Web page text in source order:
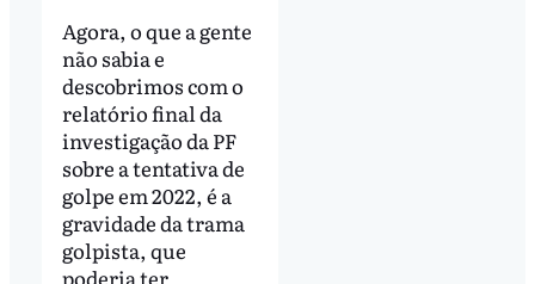
Agora, o que a gente
não sabia e
descobrimos com o
relatório final da
investigação da PF
sobre a tentativa de
golpe em 2022, é a
gravidade da trama
golpista, que
poderia ter